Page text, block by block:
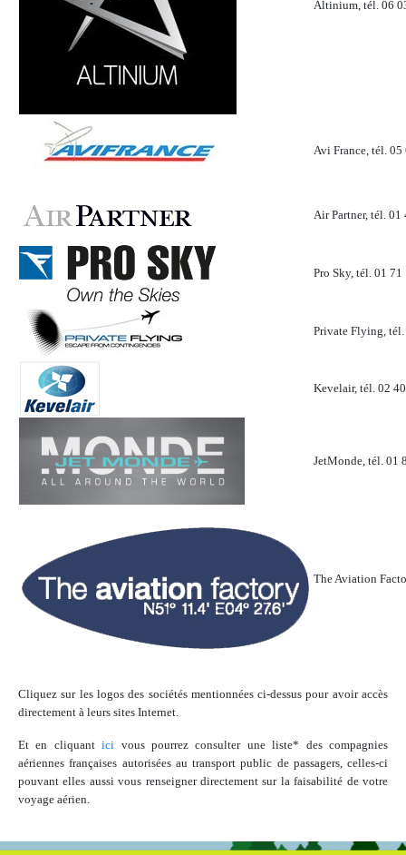
Altinium, tél. 06
Avi France, tél. 05
Air Partner, tél. 01
Pro Sky, tél. 01 71
Private Flying,
Kevelair, tél. 02
JetMonde, tél. 01
The Aviation
Cliquez sur les logos des sociétés mentionnées ci-dessus pour avoir accès
directement à leurs sites Internet.
Et en cliquantici vous pourrez consulter une liste* des compagnies
aériennes françaises autorisées au transport public de passagers, celles-ci
pouvant elles aussi vous renseigner directement sur la faisabilité de votre
voyage aérien.